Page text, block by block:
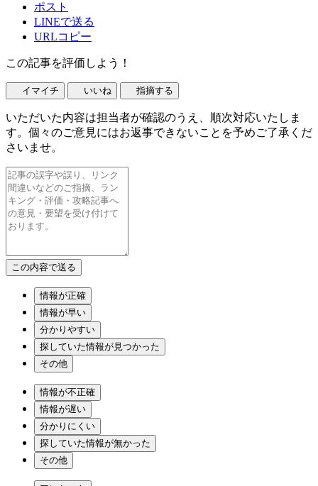
ポスト
LINEで送る
URLコピー
この記事を評価しよう！
イマイチ いいね 指摘する
いただいた内容は担当者が確認のうえ、順次対応いたしま
す。個々のご意見にはお返事できないことを予めご了承くだ
さいませ。
情報が正確
情報が早い
分かりやすい
探していた情報が見つかった
その他
情報が不正確
情報が遅い
分かりにくい
探していた情報が無かった
その他